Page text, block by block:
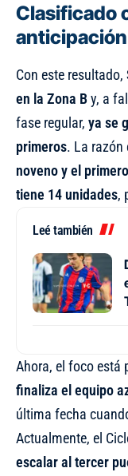
Clasificado
anticipación
Con este resultado,
en la Zona By, a
fase regular, ya se
primeros. La razón
noveno y el
tiene 14 unidades,
Leé también
Ahora, el foco está
finaliza el equipo
última fecha
Actualmente, el
escalar al tercer